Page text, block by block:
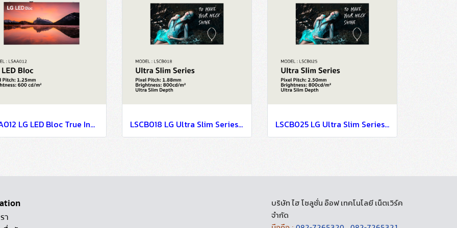
LSAA012 LG LED Bloc True Innovation Behind Simplicity P1.25 LSCB018 LG Ultra Slim Series EMC Class B Certified & Fire Resistant Design P1.88 LSCB025 LG Ultra Slim Series EMC Class B Certified & Fire Resistant Design P2.5
า
บริษัท ไฮ โซลูชั่น อ๊อฟ เทคโนโลยี เน็ตเวิร์ค
จำกัด